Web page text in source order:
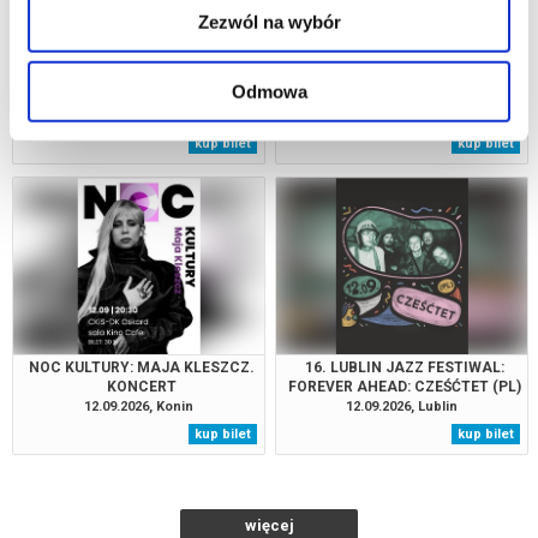
Zezwól na wybór
Odmowa
12.09.2026, Katowice
kup bilet
12.09.2026, Białystok
kup bilet
NOC KULTURY: MAJA KLESZCZ.
KONCERT
12.09.2026, Konin
kup bilet
16. LUBLIN JAZZ FESTIWAL:
FOREVER AHEAD: CZEŚĆTET (PL)
12.09.2026, Lublin
kup bilet
więcej